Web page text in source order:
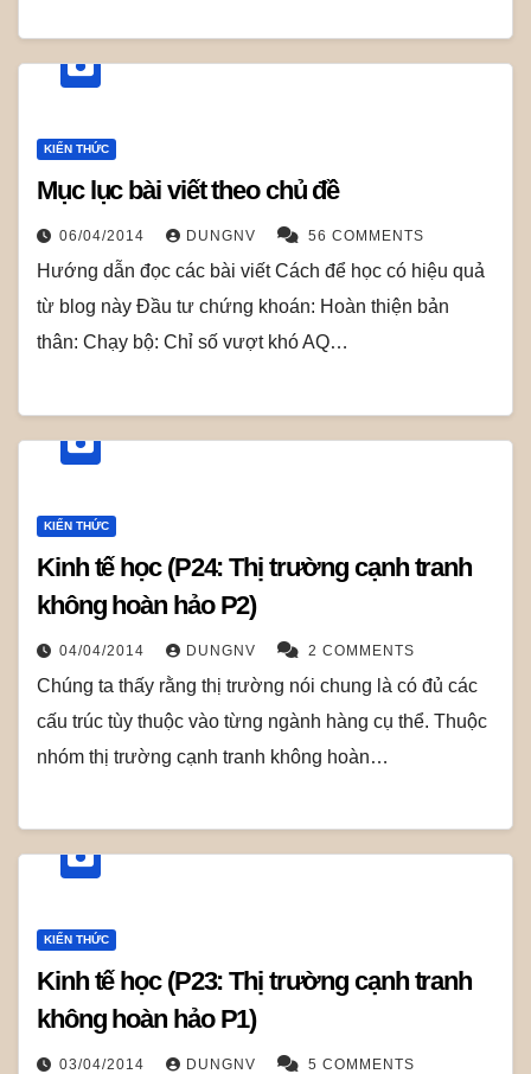
KIẾN THỨC
Mục lục bài viết theo chủ đề
06/04/2014 DUNGNV 56 COMMENTS
Hướng dẫn đọc các bài viết Cách để học có hiệu quả
từ blog này Đầu tư chứng khoán: Hoàn thiện bản
thân: Chạy bộ: Chỉ số vượt khó AQ…
KIẾN THỨC
Kinh tế học (P24: Thị trường cạnh tranh
không hoàn hảo P2)
04/04/2014 DUNGNV 2 COMMENTS
Chúng ta thấy rằng thị trường nói chung là có đủ các
cấu trúc tùy thuộc vào từng ngành hàng cụ thể. Thuộc
nhóm thị trường cạnh tranh không hoàn…
KIẾN THỨC
Kinh tế học (P23: Thị trường cạnh tranh
không hoàn hảo P1)
03/04/2014 DUNGNV 5 COMMENTS